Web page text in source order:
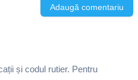
Adaugă comentariu
și codul rutier. Pentru